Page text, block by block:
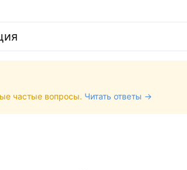
частые вопросы. Читать ответы →